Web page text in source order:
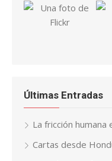
Últimas Entradas
La fricción
Cartas desde